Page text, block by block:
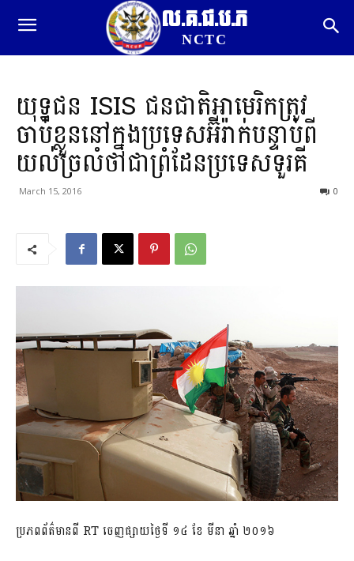
ល.គ.ជ.ប.ភ
NCTC
យុទ្ឋជន ISIS​ ជនជាតិអាមេរិកត្រូវ
ចាប់ខ្លួននៅក្នុងប្រទេសអ៊ីរ៉ាក់បន្ទាប់ពី
យល់ច្រលំថាជាព្រំដែនប្រទេសទួរគី
March 15, 2016 0
ប្រភពព័ត៌មានពី​ RT ចេញផ្សាយថ្ងៃទី ១៤ ខែ មីនា ឆ្នាំ ២០១៦